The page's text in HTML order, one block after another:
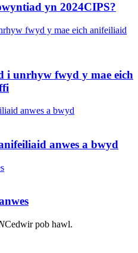
yn 2024CIPS?
i unrhyw fwyd y mae eich
anwes a bwyd
Cedwir pob hawl.